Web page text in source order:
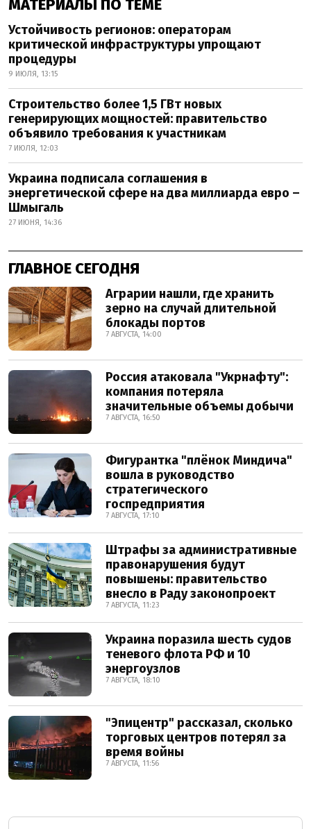
МАТЕРИАЛЫ ПО ТЕМЕ
Устойчивость регионов: операторам
критической инфраструктуры упрощают
процедуры
9 ИЮЛЯ, 13:15
Строительство более 1,5 ГВт новых
генерирующих мощностей: правительство
объявило требования к участникам
7 ИЮЛЯ, 12:03
Украина подписала соглашения в
энергетической сфере на два миллиарда евро –
Шмыгаль
27 ИЮНЯ, 14:36
ГЛАВНОЕ СЕГОДНЯ
Аграрии нашли, где хранить
зерно на случай длительной
блокады портов
7 АВГУСТА, 14:00
Россия атаковала "Укрнафту":
компания потеряла
значительные объемы добычи
7 АВГУСТА, 16:50
Фигурантка "плёнок Миндича"
вошла в руководство
стратегического
госпредприятия
7 АВГУСТА, 17:10
Штрафы за административные
правонарушения будут
повышены: правительство
внесло в Раду законопроект
7 АВГУСТА, 11:23
Украина поразила шесть судов
теневого флота РФ и 10
энергоузлов
7 АВГУСТА, 18:10
"Эпицентр" рассказал, сколько
торговых центров потерял за
время войны
7 АВГУСТА, 11:56